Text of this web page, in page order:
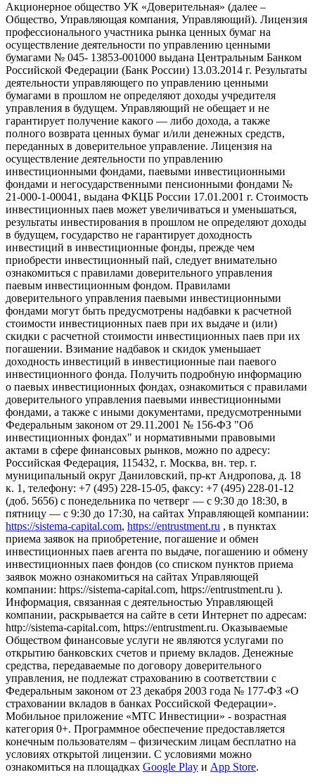
Акционерное общество УК «Доверительная» (далее –
Общество, Управляющая компания, Управляющий). Лицензия
профессионального участника рынка ценных бумаг на
осуществление деятельности по управлению ценными
бумагами № 045- 13853-001000 выдана Центральным Банком
Российской Федерации (Банк России) 13.03.2014 г. Результаты
деятельности управляющего по управлению ценными
бумагами в прошлом не определяют доходы учредителя
управления в будущем. Управляющий не обещает и не
гарантирует получение какого — либо дохода, а также
полного возврата ценных бумаг и/или денежных средств,
переданных в доверительное управление. Лицензия на
осуществление деятельности по управлению
инвестиционными фондами, паевыми инвестиционными
фондами и негосударственными пенсионными фондами №
21-000-1-00041, выдана ФКЦБ России 17.01.2001 г. Стоимость
инвестиционных паев может увеличиваться и уменьшаться,
результаты инвестирования в прошлом не определяют доходы
в будущем, государство не гарантирует доходность
инвестиций в инвестиционные фонды, прежде чем
приобрести инвестиционный пай, следует внимательно
ознакомиться с правилами доверительного управления
паевым инвестиционным фондом. Правилами
доверительного управления паевыми инвестиционными
фондами могут быть предусмотрены надбавки к расчетной
стоимости инвестиционных паев при их выдаче и (или)
скидки с расчетной стоимости инвестиционных паев при их
погашении. Взимание надбавок и скидок уменьшает
доходность инвестиций в инвестиционные паи паевого
инвестиционного фонда. Получить подробную информацию
о паевых инвестиционных фондах, ознакомиться с правилами
доверительного управления паевыми инвестиционными
фондами, а также с иными документами, предусмотренными
Федеральным законом от 29.11.2001 № 156-ФЗ "Об
инвестиционных фондах" и нормативными правовыми
актами в сфере финансовых рынков, можно по адресу:
Российская Федерация, 115432, г. Москва, вн. тер. г.
муниципальный округ Даниловский, пр-кт Андропова, д. 18
к. 1, телефону: +7 (495) 228-15-05, факсу: +7 (495) 228-01-12
(доб. 5656) с понедельника по четверг — c 9:30 до 18:30, в
пятницу — с 9:30 до 17:30, на сайтах Управляющей компании:
https://sistema-capital.com, https://entrustment.ru , в пунктах
приема заявок на приобретение, погашение и обмен
инвестиционных паев агента по выдаче, погашению и обмену
инвестиционных паев фондов (со списком пунктов приема
заявок можно ознакомиться на сайтах Управляющей
компании: https://sistema-capital.com, https://entrustment.ru ).
Информация, связанная с деятельностью Управляющей
компании, раскрывается на сайте в сети Интернет по адресам:
http://sistema-capital.com, https://entrustment.ru. Оказываемые
Обществом финансовые услуги не являются услугами по
открытию банковских счетов и приему вкладов. Денежные
средства, передаваемые по договору доверительного
управления, не подлежат страхованию в соответствии с
Федеральным законом от 23 декабря 2003 года № 177-ФЗ «О
страховании вкладов в банках Российской Федерации».
Мобильное приложение «МТС Инвестиции» - возрастная
категория 0+. Программное обеспечение предоставляется
конечным пользователям – физическим лицам бесплатно на
условиях открытой лицензии. С условиями можно
ознакомиться на площадках Google Play и App Store.